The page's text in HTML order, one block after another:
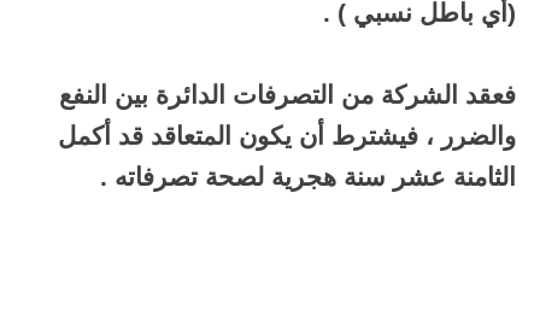
(أي باطل نسبي ) .
فعقد الشركة من التصرفات الدائرة بين النفع
والضرر ، فيشترط أن يكون المتعاقد قد أكمل
الثامنة عشر سنة هجرية لصحة تصرفاته .